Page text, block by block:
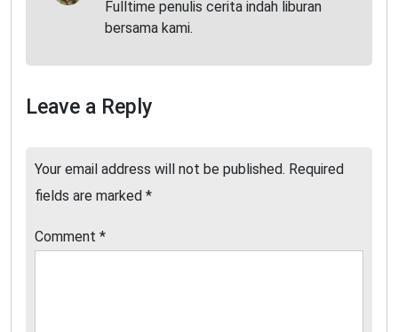
Fulltime penulis cerita indah liburan
bersama kami.
Leave a Reply
Your email address will not be published. Required
fields are marked *
Comment *